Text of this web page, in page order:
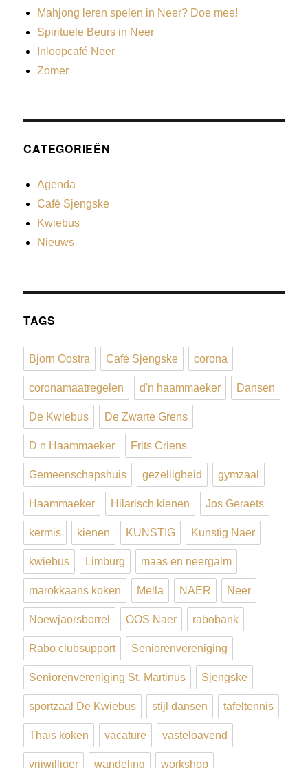
Mahjong leren spelen in Neer? Doe mee!
Spirituele Beurs in Neer
Inloopcafé Neer
Zomer
CATEGORIEËN
Agenda
Café Sjengske
Kwiebus
Nieuws
TAGS
Bjorn Oostra Café Sjengske corona
coronamaatregelen d'n haammaeker Dansen
De Kwiebus De Zwarte Grens
D n Haammaeker Frits Criens
Gemeenschapshuis gezelligheid gymzaal
Haammaeker Hilarisch kienen Jos Geraets
kermis kienen KUNSTIG Kunstig Naer
kwiebus Limburg maas en neergalm
marokkaans koken Mella NAER Neer
Noewjaorsborrel OOS Naer rabobank
Rabo clubsupport Seniorenvereniging
Seniorenvereniging St. Martinus Sjengske
sportzaal De Kwiebus stijl dansen tafeltennis
Thais koken vacature vasteloavend
vrijwilliger wandeling workshop